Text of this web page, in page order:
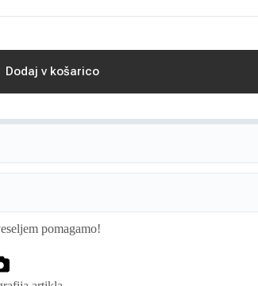
Dodaj v košarico
pomagamo!